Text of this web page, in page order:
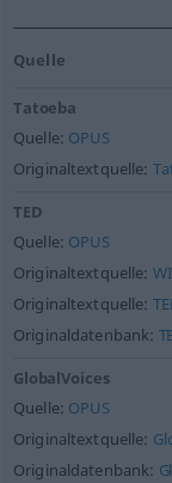
Quelle
Tatoeba
Quelle: OPUS
Originaltextquelle:
TED
Quelle: OPUS
Originaltextquelle:
Originaltextquelle:
Originaldatenbank:
GlobalVoices
Quelle: OPUS
Originaltextquelle:
Originaldatenbank: